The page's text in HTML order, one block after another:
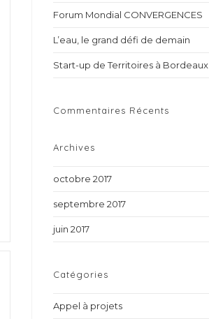
Forum Mondial CONVERGENCES
L’eau, le grand défi de demain
Start-up de Territoires à Bordeaux
Commentaires Récents
Archives
octobre 2017
septembre 2017
juin 2017
Catégories
Appel à projets